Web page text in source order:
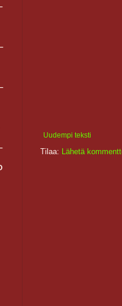
Uudempi teksti
Tilaa: Lähetä